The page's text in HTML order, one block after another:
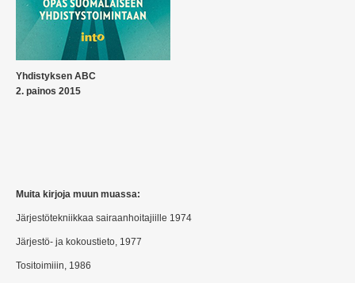
Yhdistyksen ABC
2. painos 2015
Muita kirjoja muun muassa:
Järjestötekniikkaa sairaanhoitajiille 1974
Järjestö- ja kokoustieto, 1977
Tositoimiiin, 1986